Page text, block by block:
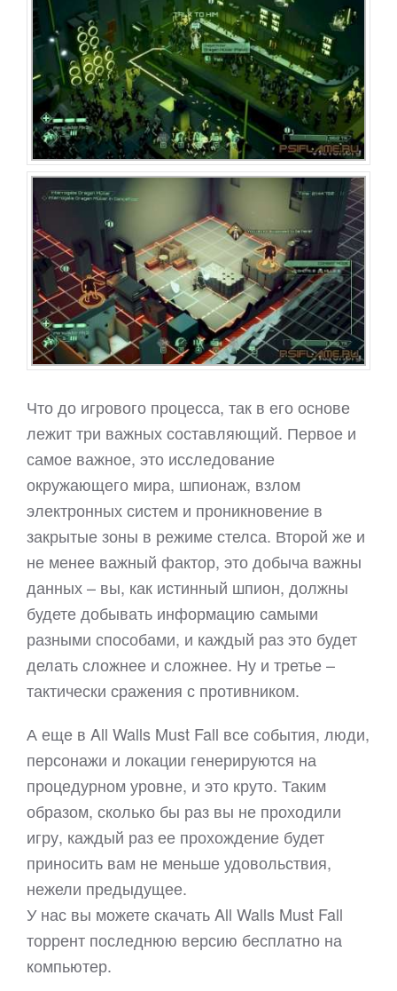
Что до игрового процесса, так в его основе
лежит три важных составляющий. Первое и
самое важное, это исследование
окружающего мира, шпионаж, взлом
электронных систем и проникновение в
закрытые зоны в режиме стелса. Второй же и
не менее важный фактор, это добыча важны
данных – вы, как истинный шпион, должны
будете добывать информацию самыми
разными способами, и каждый раз это будет
делать сложнее и сложнее. Ну и третье –
тактически сражения с противником.
А еще в All Walls Must Fall все события, люди,
персонажи и локации генерируются на
процедурном уровне, и это круто. Таким
образом, сколько бы раз вы не проходили
игру, каждый раз ее прохождение будет
приносить вам не меньше удовольствия,
нежели предыдущее.
У нас вы можете скачать All Walls Must Fall
торрент последнюю версию бесплатно на
компьютер.